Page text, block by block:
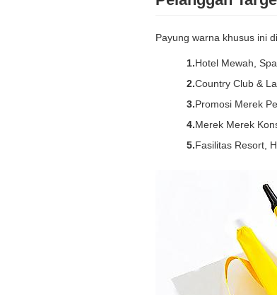
Payung warna khusus ini
Hotel Mewah,
Country Club &
Promosi Merek
Merek Merek
Fasilitas Resort,